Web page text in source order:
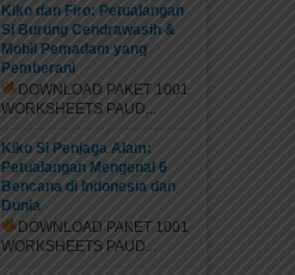
Kiko dan Firo: Petualangan
Si Burung Cendrawasih &
Mobil Pemadam yang
Pemberani
DOWNLOAD PAKET 1001
WORKSHEETS PAUD...
Kiko Si Penjaga Alam:
Petualangan Mengenal 6
Bencana di Indonesia dan
Dunia
DOWNLOAD PAKET 1001
WORKSHEETS PAUD...